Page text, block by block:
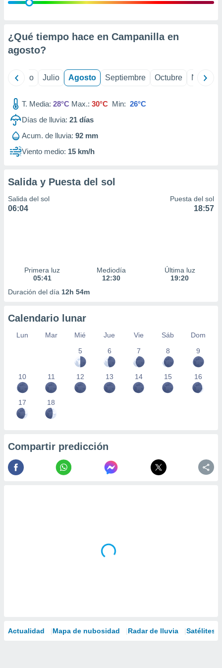
e
mediante
publicidad
de
1199
¿Qué tiempo hace en Campanilla en
agosto?
Junio Julio Agosto Septiembre Octubre
T. Media: 28°C Max.: 30°C Min: 26°C
Días de lluvia: 21 días
Acum. de lluvia: 92 mm
Viento medio: 15 km/h
Salida y Puesta del sol
Salida del sol
06:04
Puesta del sol
18:57
Primera luz
05:41
Mediodía
12:30
Última luz
19:20
Duración del día 12h 54m
Calendario lunar
Lun Mar Mié Jue Vie Sáb
Dom
5
6 7 8 9
10 11 12 13 14 15 16
17 18
Compartir predicción
Actualidad Mapa de nubosidad Radar de lluvia Satélites